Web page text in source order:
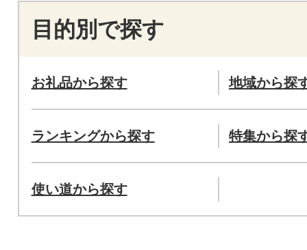
目的別で探す
お礼品から探す 地域から探
ランキングから探す 特集から探
使い道から探す